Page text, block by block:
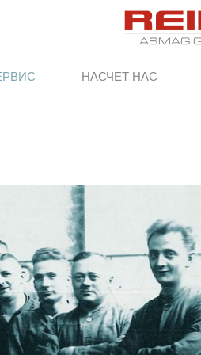
НАСЧЕТ НАС